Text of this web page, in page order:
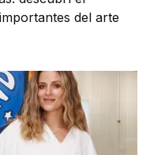
del arte